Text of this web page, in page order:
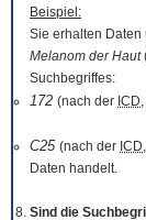
Beispiel:
Sie erhalten Daten
Melanom der Haut
Suchbegriffes:
172 (nach der ICD
C25 (nach der ICD
Daten handelt.
Sind die